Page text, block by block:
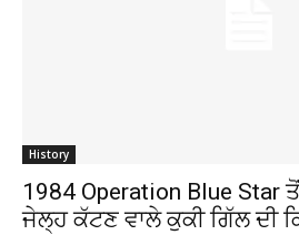
History
1984 Operation Blue Star
ਜੇਲ੍ਹ ਕੱਟਣ ਵਾਲੇ ਕੁਕੀ ਗਿੱਲ ਦੀ